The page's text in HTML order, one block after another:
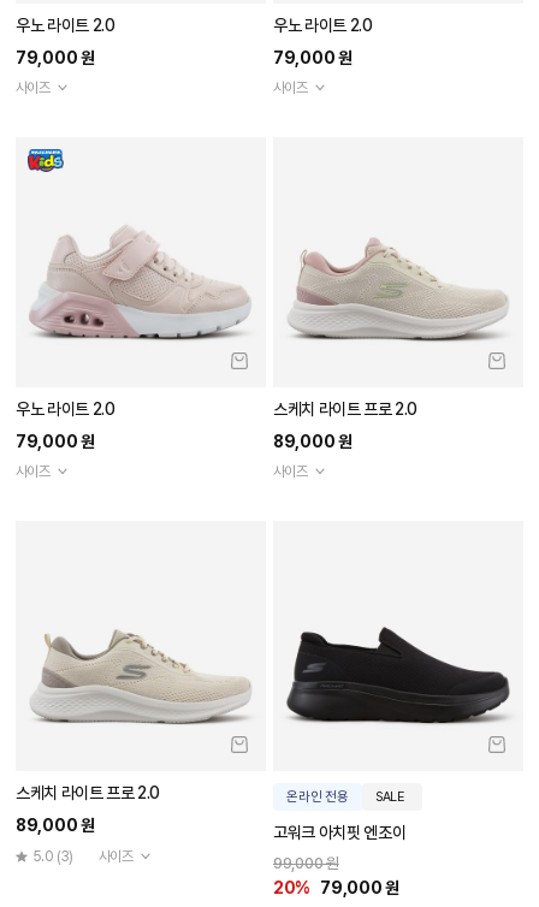
우노 라이트 2.0
79,000 원
사이즈
우노 라이트 2.0
79,000 원
사이즈
우노 라이트 2.0
79,000 원
사이즈
스케치 라이트 프로 2.0
89,000 원
사이즈
스케치 라이트 프로 2.0
89,000 원
5.0 (3) 사이즈
온라인 전용 SALE
고워크 아치핏 엔조이
99,000 원
20% 79,000 원